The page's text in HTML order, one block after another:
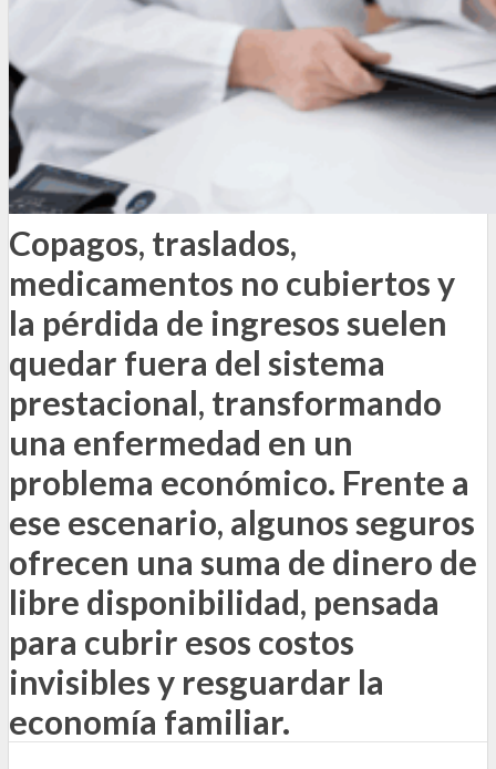
Copagos, traslados,
medicamentos no cubiertos y
la pérdida de ingresos suelen
quedar fuera del sistema
prestacional, transformando
una enfermedad en un
problema económico. Frente a
ese escenario, algunos seguros
ofrecen una suma de dinero de
libre disponibilidad, pensada
para cubrir esos costos
invisibles y resguardar la
economía familiar.